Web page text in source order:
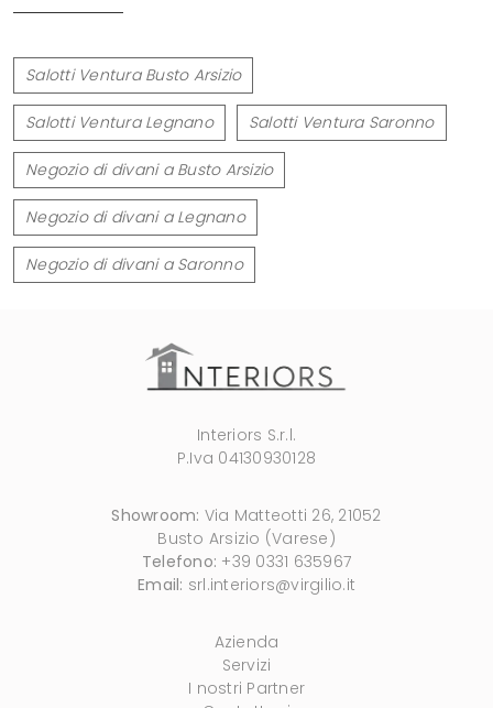
Salotti Ventura Busto Arsizio
Salotti Ventura Legnano Salotti Ventura Saronno
Negozio di divani a Busto Arsizio
Negozio di divani a Legnano
Negozio di divani a Saronno
Interiors S.r.l.
P.Iva 04130930128
Showroom: Via Matteotti 26, 21052
Busto Arsizio (Varese)
Telefono: +39 0331 635967
Email: srl.interiors@virgilio.it
Azienda
Servizi
I nostri Partner